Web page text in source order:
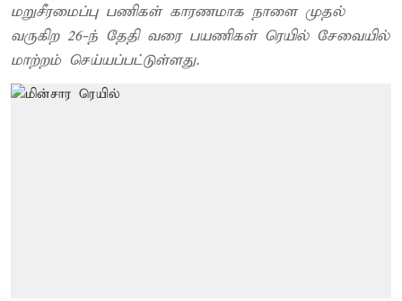
மறுசீரமைப்பு பணிகள் காரணமாக நாளை முதல்
வருகிற 26-ந் தேதி வரை பயணிகள் ரெயில் சேவையில்
மாற்றம் செய்யப்பட்டுள்ளது.